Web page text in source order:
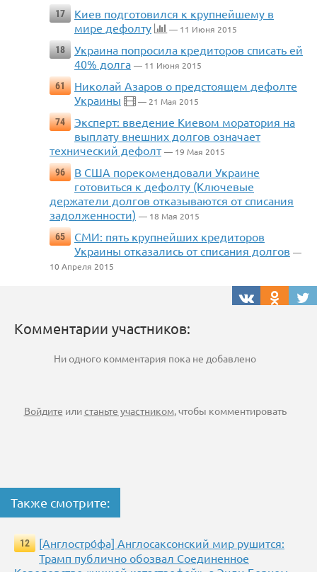
17
Киев подготовился к крупнейшему в
мире дефолту
— 11 Июня 2015
18
Украина попросила кредиторов списать ей
40% долга — 11 Июня 2015
61
Николай Азаров о предстоящем дефолте
Украины
— 21 Мая 2015
74
Эксперт: введение Киевом моратория на
выплату внешних долгов означает
технический дефолт — 19 Мая 2015
96
В США порекомендовали Украине
готовиться к дефолту (Ключевые
держатели долгов отказываются от списания
задолженности) — 18 Мая 2015
65
СМИ: пять крупнейших кредиторов
Украины отказались от списания долгов —
10 Апреля 2015
Комментарии участников:
Ни одного комментария пока не добавлено
Войдите илистаньте участником, чтобы комментировать
Также смотрите:
12
[Англостро́фа] Англосаксонский мир рушится:
Трамп публично обозвал Соединенное